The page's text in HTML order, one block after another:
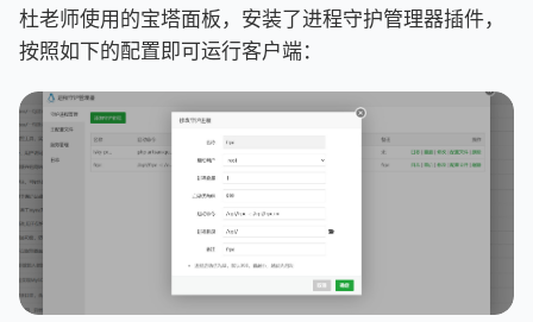
杜老师使用的宝塔面板，安装了进程守护管理器插件，
按照如下的配置即可运行客户端：